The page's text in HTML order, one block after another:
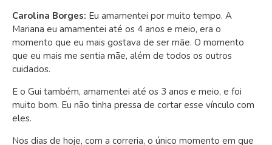
Carolina Borges: Eu amamentei por muito tempo. A
Mariana eu amamentei até os 4 anos e meio, era o
momento que eu mais gostava de ser mãe. O momento
que eu mais me sentia mãe, além de todos os outros
cuidados.
E o Gui também, amamentei até os 3 anos e meio, e foi
muito bom. Eu não tinha pressa de cortar esse vínculo com
eles.
Nos dias de hoje, com a correria, o único momento em que